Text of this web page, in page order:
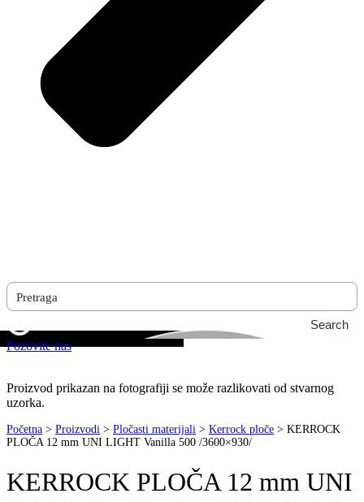
Search
Pozovite nas
Proizvod prikazan na fotografiji se može razlikovati od stvarnog
uzorka.
Početna > Proizvodi > Pločasti materijali > Kerrock ploče > KERROCK
PLOČA 12 mm UNI LIGHT Vanilla 500 /3600×930/
KERROCK PLOČA 12 mm UNI